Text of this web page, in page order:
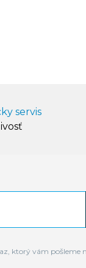
servis
ktorý vám pošleme